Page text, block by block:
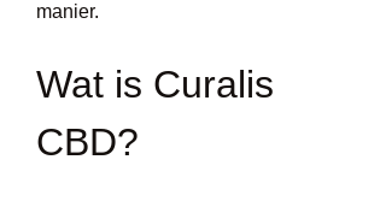
manier.
Wat is Curalis
CBD?